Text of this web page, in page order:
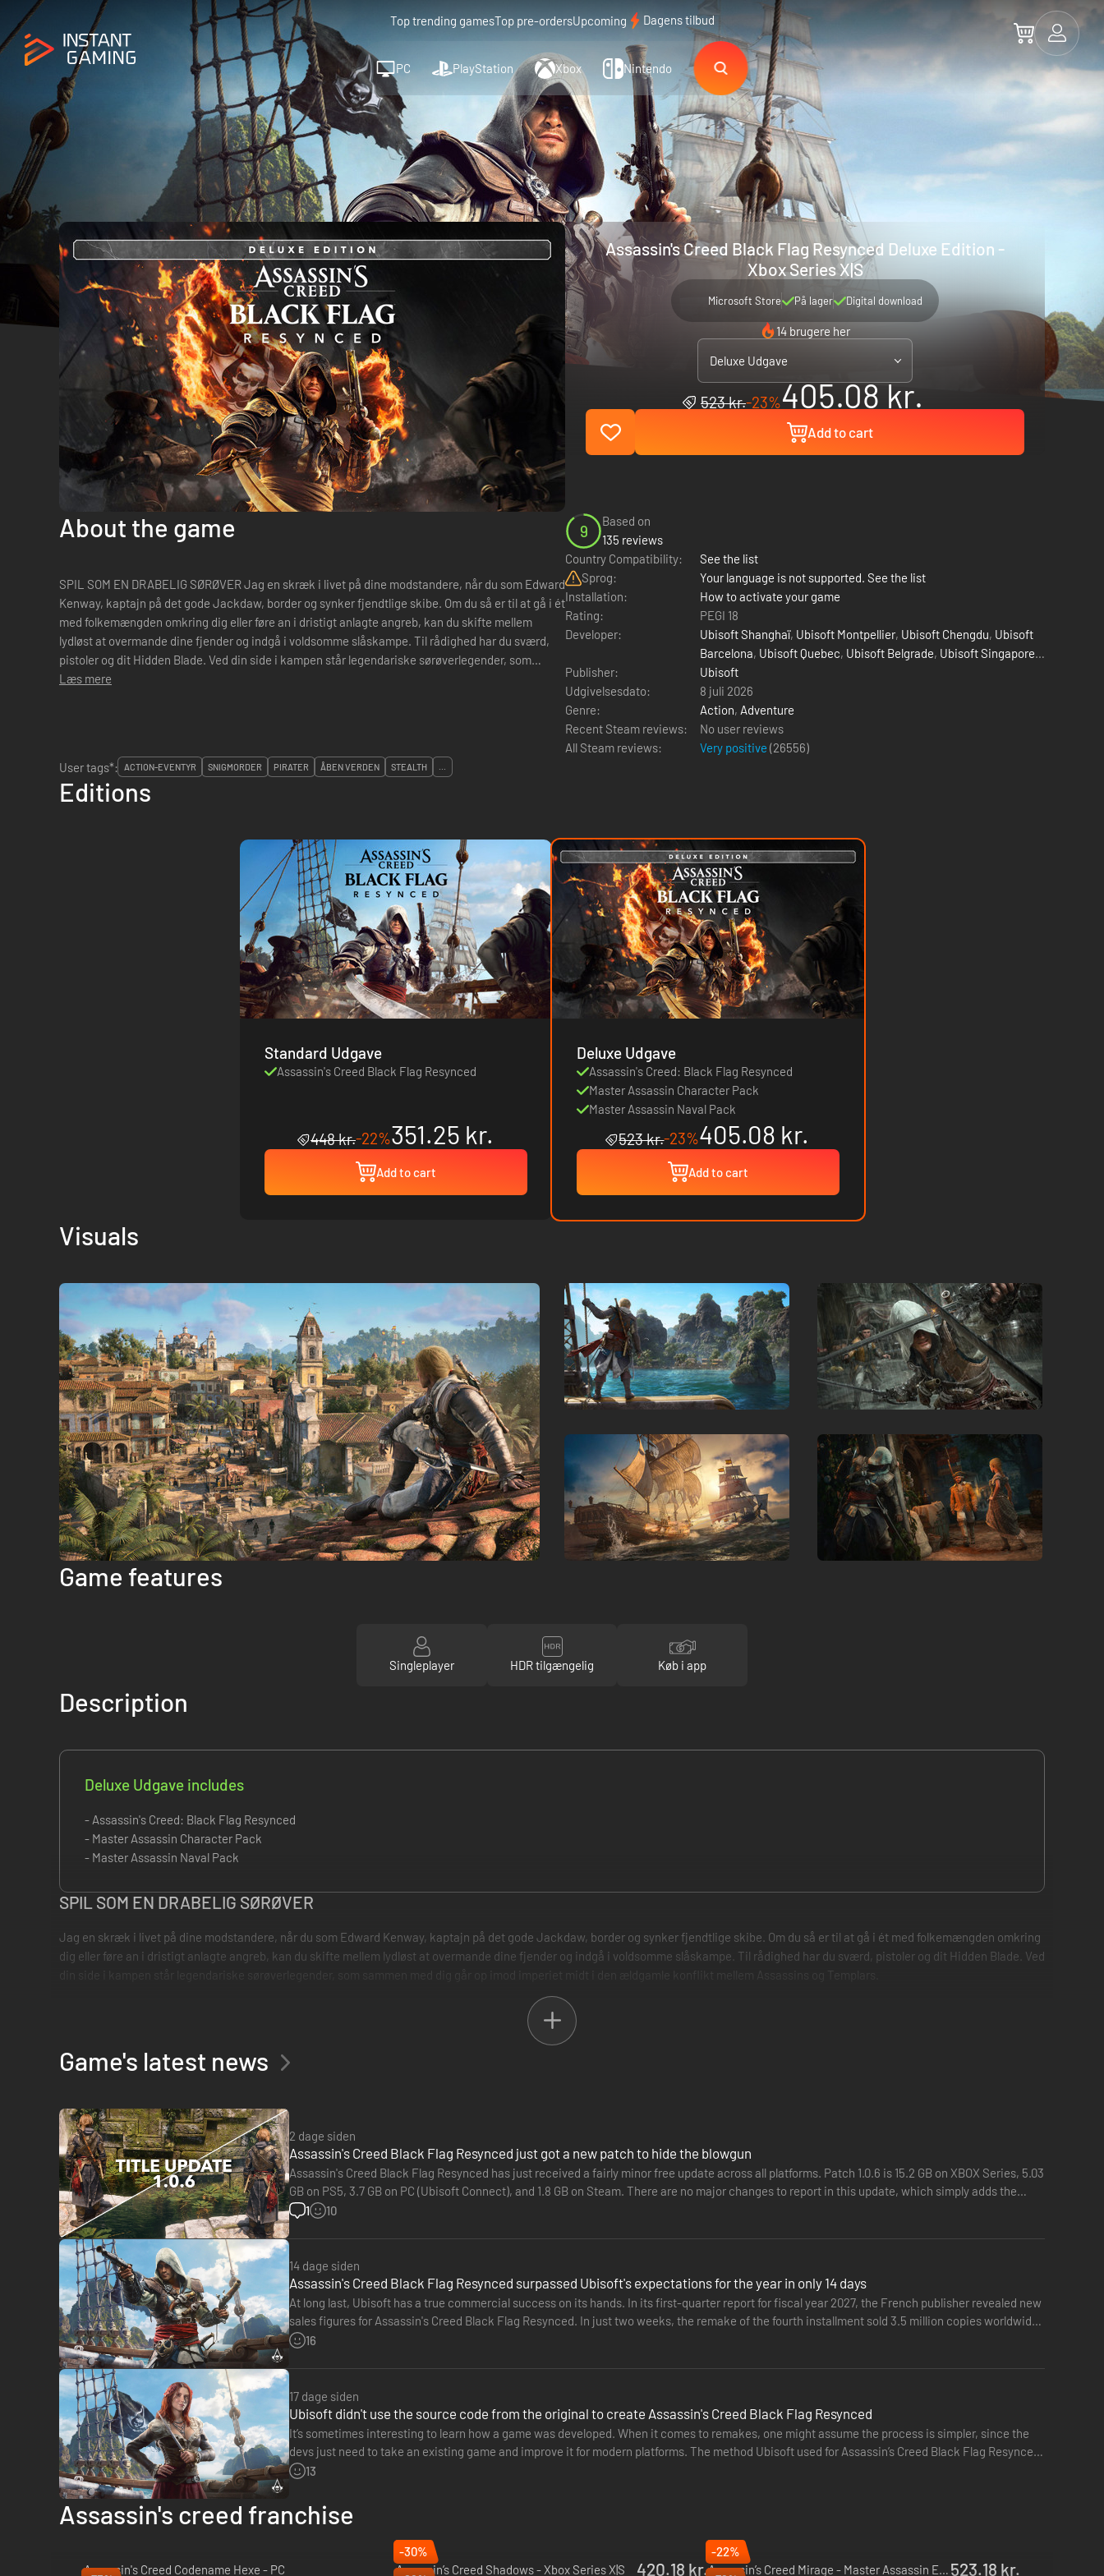
Top trending gamesTop pre-ordersUpcoming Dagens tilbud
PC PlayStation Xbox Nintendo
Assassin's Creed Black Flag Resynced Deluxe Edition -
Xbox Series X|S
Microsoft Store På lager Digital download
14 brugere her
Deluxe Udgave
523 kr.-23%405.08 kr.
Add to cart
About the game
SPIL SOM EN DRABELIG SØRØVER Jag en skræk i livet på dine modstandere, når du som Edward
Kenway, kaptajn på det gode Jackdaw, border og synker fjendtlige skibe. Om du så er til at gå i ét
med folkemængden omkring dig eller føre an i dristigt anlagte angreb, kan du skifte mellem
lydløst at overmande dine fjender og indgå i voldsomme slåskampe. Til rådighed har du sværd,
pistoler og dit Hidden Blade. Ved din side i kampen står legendariske sørøverlegender, som
sammen med dig gå...
Læs mere
9
Based on
135 reviews
Country Compatibility:
See the list
Sprog:
Your language is not supported. See the list
Installation:
How to activate your game
Rating:
PEGI 18
Developer:
Ubisoft Shanghaï, Ubisoft Montpellier, Ubisoft Chengdu, Ubisoft
Barcelona, Ubisoft Quebec, Ubisoft Belgrade, Ubisoft Singapore,
Ubisoft Kyiv
Publisher:
Ubisoft
Udgivelsesdato:
8 juli 2026
Genre:
Action, Adventure
Recent Steam reviews:
No user reviews
All Steam reviews:
Very positive (26556)
User tags*:
ACTION-EVENTYR SNIGMORDER PIRATER ÅBEN VERDEN STEALTH ...
Editions
Standard Udgave
Assassin's Creed Black Flag Resynced
448 kr.-22%351.25 kr.
Add to cart
Deluxe Udgave
Assassin's Creed: Black Flag Resynced
Master Assassin Character Pack
Master Assassin Naval Pack
523 kr.-23%405.08 kr.
Add to cart
Visuals
Game features
Singleplayer HDR tilgængelig Køb i app
Description
Deluxe Udgave includes
- Assassin's Creed: Black Flag Resynced
- Master Assassin Character Pack
- Master Assassin Naval Pack
SPIL SOM EN DRABELIG SØRØVER
Jag en skræk i livet på dine modstandere, når du som Edward Kenway, kaptajn på det gode Jackdaw, border og synker fjendtlige skibe. Om du så er til at gå i ét med folkemængden omkring
dig eller føre an i dristigt anlagte angreb, kan du skifte mellem lydløst at overmande dine fjender og indgå i voldsomme slåskampe. Til rådighed har du sværd, pistoler og dit Hidden Blade. Ved
din side i kampen står legendariske sørøverlegender, som sammen med dig går op imod imperiet midt i den ældgamle konflikt mellem Assassins og Templars.
GENSKABT PÅ KLASSISK VIS FOR AT OPNÅ FORBEDRET SPILOPLEVELSE
Kampteknikken er blevet genskabt fra bunden af for at opnå mere dynamiske sammenstød med fokus på parering og overmandelser, og så er snige- og parkourfærdighederne blevet
forbedret, så du mere gelinde kan flygte og snigmorde dine fjender. Opgradér løbende Jackdaw for at kunne sejle op imod fjendtlige skibe med forbedrede søfartsmekanikker i form af nye
alternerende affyringstilstande. QoL-tilføjelser tager også hånd om tidligere svagheder, hvilket betyder en alt i alt bedre spiloplevelse.
Game's latest news
2 dage siden
Assassin's Creed Black Flag Resynced just got a new patch to hide the blowgun
Assassin's Creed Black Flag Resynced has just received a fairly minor free update across all platforms. Patch 1.0.6 is 15.2 GB on XBOX Series, 5.03
GB on PS5, 3.7 GB on PC (Ubisoft Connect), and 1.8 GB on Steam. There are no major changes to report in this update, which simply adds the
option to hide…
1 10
14 dage siden
Assassin's Creed Black Flag Resynced surpassed Ubisoft's expectations for the year in only 14 days
At long last, Ubisoft has a true commercial success on its hands. In its first-quarter report for fiscal year 2027, the French publisher revealed new
sales figures for Assassin's Creed Black Flag Resynced. In just two weeks, the remake of the fourth installment sold 3.5 million copies worldwide.
The…
16
17 dage siden
Ubisoft didn't use the source code from the original to create Assassin's Creed Black Flag Resynced
It’s sometimes interesting to learn how a game was developed. When it comes to remakes, one might assume the process is simpler, since the
devs just need to take an existing game and improve it for modern platforms. The method Ubisoft used for Assassin’s Creed Black Flag Resynced
was a bit more complex.…
13
Assassin's creed franchise
Assassin's Creed Codename Hexe - PC
-30%
Assassin’s Creed Shadows - Xbox Series X|S
420.18 kr.
-22%
Assassin’s Creed Mirage - Master Assassin Edition - Xbox One & Xbox Series X|S 523.18 kr.